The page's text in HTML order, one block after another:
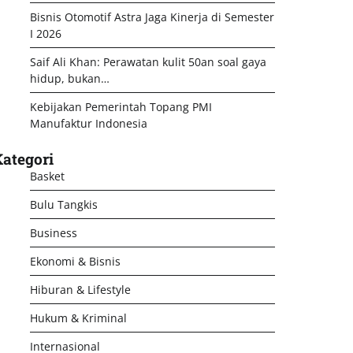
Bisnis Otomotif Astra Jaga Kinerja di Semester
I 2026
Saif Ali Khan: Perawatan kulit 50an soal gaya
hidup, bukan…
Kebijakan Pemerintah Topang PMI
Manufaktur Indonesia
Basket
Bulu Tangkis
Business
Ekonomi & Bisnis
Hiburan & Lifestyle
Hukum & Kriminal
Internasional